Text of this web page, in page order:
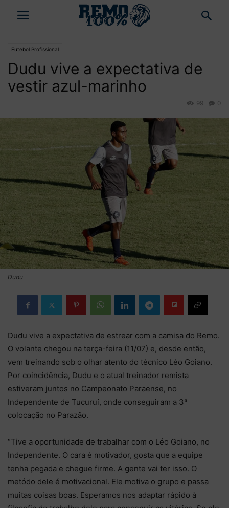
Futebol Profissional
Dudu vive a expectativa de
vestir azul-marinho
0
99
Dudu
Dudu vive a expectativa de estrear com a camisa do Remo.
O volante chegou na terça-feira (11/07) e, desde então,
vem treinando sob o olhar atento do técnico Léo Goiano.
Por coincidência, Dudu e o atual treinador remista
estiveram juntos no Campeonato Paraense, no
Independente de Tucuruí, onde conseguiram a 3ª
colocação no Parazão.
“Tive a oportunidade de trabalhar com o Léo Goiano, no
Independente. O cara é motivador, gosta que a equipe
tenha pegada e chegue firme. A gente vai ter isso. O
metódo dele é motivacional. Ele motiva o grupo e passa
muitas coisas boas. Esperamos nos adaptar rápido à